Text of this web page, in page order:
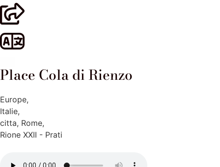
Place Cola di Rienzo
Europe,
Italie,
citta, Rome,
Rione XXII - Prati